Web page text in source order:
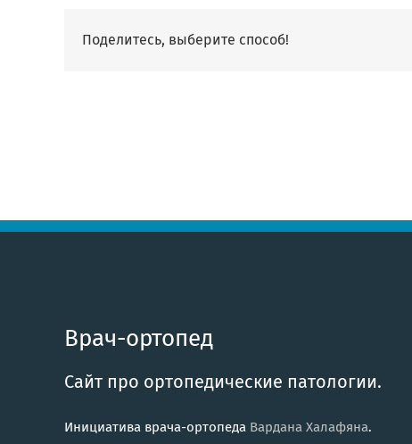
Поделитесь, выберите способ!
Врач-ортопед
Сайт про ортопедические патологии.
Инициатива врача-ортопеда Вардана Халафяна.